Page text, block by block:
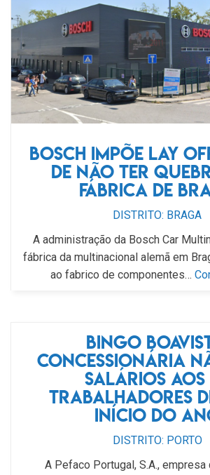
Bosch impõe lay
de não ter
fábrica de
DISTRITO: BRAGA
A administração da Bosch Car
fábrica da multinacional alemã em
ao fabrico de componentes…
Bingo
concessionária
salários aos
trabalhadores
início do
DISTRITO: PORTO
A Pefaco Portugal, S.A., empresa